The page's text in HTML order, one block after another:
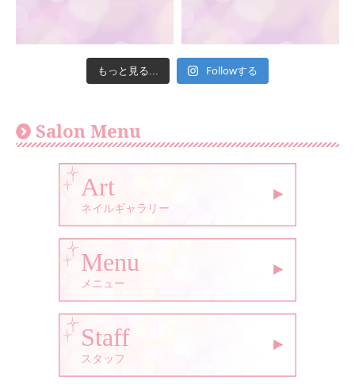
もっと見る... Followする
Salon Menu
Art
ネイルギャラリー
Menu
メニュー
Staff
スタッフ